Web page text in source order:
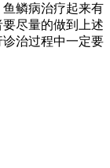
鳞病治疗起来有
尽量的做到上述
治过程中一定要